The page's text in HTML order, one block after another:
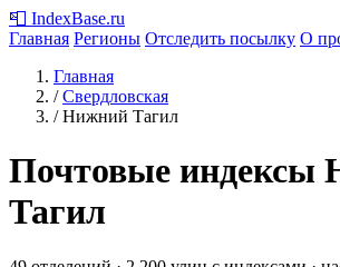
📮 IndexBase.ru
Главная Регионы Отследить посылку О
Главная
/ Свердловская
/ Нижний Тагил
Почтовые индексы
Тагил